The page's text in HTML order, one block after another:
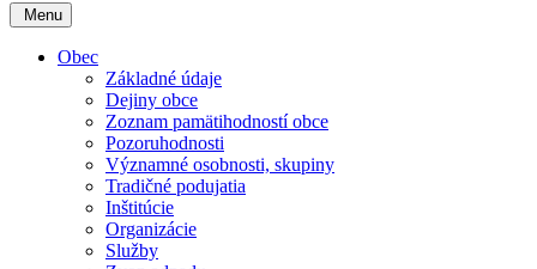
Menu
Obec
Základné údaje
Dejiny obce
Zoznam pamätihodností obce
Pozoruhodnosti
Významné osobnosti, skupiny
Tradičné podujatia
Inštitúcie
Organizácie
Služby